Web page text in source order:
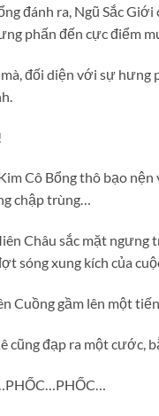
đánh ra, Ngũ Sắc
phấn đến cực điểm
đối diện với sự hưng
Cô Bổng thô bạo
chập trùng…
Châu sắc mặt ngưng
sóng xung kích của
Cuồng gầm lên một
cũng đạp ra một cước,